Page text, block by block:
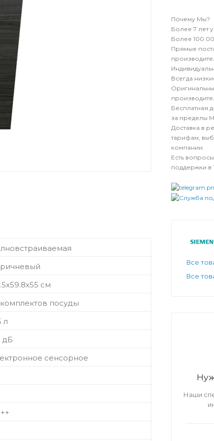
см
комплектов посуды
л
дБ
сенсорное
Почему Мы?
Более 7 лет
Более 100
Прямые
Всегда
Бесплатная
за пределы
Доставка в
тарифам,
компании.
Есть
поддержки в
Все
Все
Наши